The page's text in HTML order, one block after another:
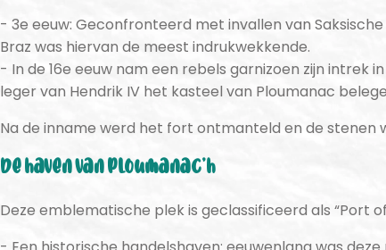
3e eeuw: Geconfronteerd met invallen van
Braz was hiervan de meest indrukwekkende.
In de 16e eeuw nam een rebels garnizoen zijn
leger van Hendrik IV het kasteel van Ploumanac
Na de inname werd het fort ontmanteld en de
De haven van Ploumanac’h
Deze emblematische plek is geclassificeerd als “Port